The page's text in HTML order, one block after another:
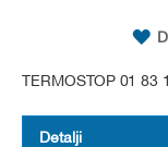
TERMOSTOP 01 83
Detalji